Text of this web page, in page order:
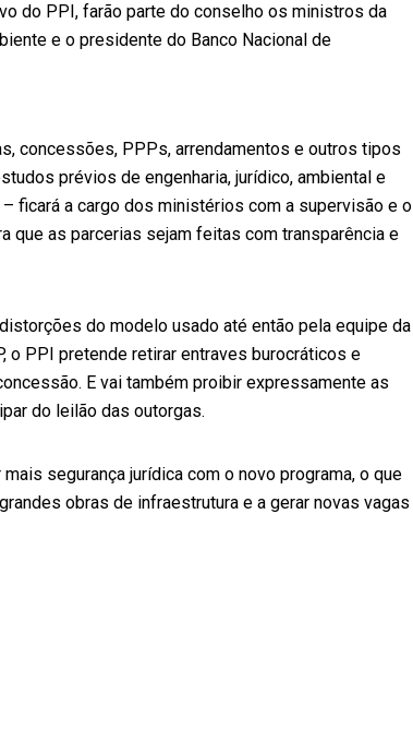
do PPI, farão parte do conselho os ministros da
e o presidente do Banco Nacional de
concessões, PPPs, arrendamentos e outros tipos
prévios de engenharia, jurídico, ambiental e
ficará a cargo dos ministérios com a supervisão e o
que as parcerias sejam feitas com transparência e
do modelo usado até então pela equipe da
o PPI pretende retirar entraves burocráticos e
E vai também proibir expressamente as
do leilão das outorgas.
segurança jurídica com o novo programa, o que
obras de infraestrutura e a gerar novas vagas